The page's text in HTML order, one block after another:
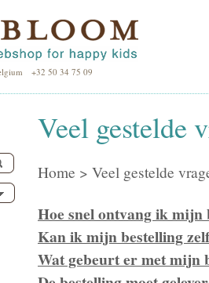
+32 50 34 75 09
Veel gestelde
Home > Veel gestelde
Hoe snel ontvang ik mijn
Kan ik mijn bestelling
Wat gebeurt er met mijn